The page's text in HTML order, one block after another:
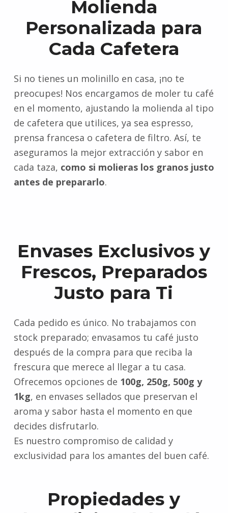
Molienda
Personalizada para
Cada Cafetera
Si no tienes un molinillo en casa, ¡no te
preocupes! Nos encargamos de moler tu café
en el momento, ajustando la molienda al tipo
de cafetera que utilices, ya sea espresso,
prensa francesa o cafetera de filtro. Así, te
aseguramos la mejor extracción y sabor en
cada taza, como si molieras los granos justo
antes de prepararlo.
Envases Exclusivos y
Frescos, Preparados
Justo para Ti
Cada pedido es único. No trabajamos con
stock preparado; envasamos tu café justo
después de la compra para que reciba la
frescura que merece al llegar a tu casa.
Ofrecemos opciones de 100g, 250g, 500g y
1kg, en envases sellados que preservan el
aroma y sabor hasta el momento en que
decides disfrutarlo.
Es nuestro compromiso de calidad y
exclusividad para los amantes del buen café.
Propiedades y